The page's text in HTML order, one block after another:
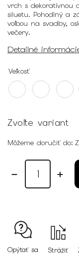
vrch s dekoratívnou
siluetu. Pohodlný a
voľbou na svadby,
večery.
Detailné
Veľkosť
Zvoľte variant
Môžeme doručiť do:
Opýtať sa Strážiť